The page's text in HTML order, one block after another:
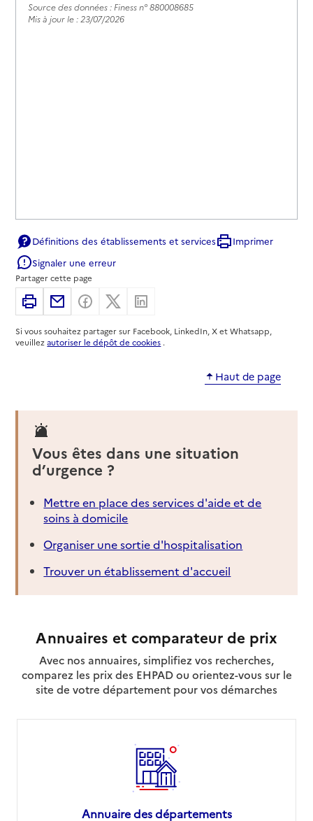
Source des données : Finess n° 880008685
Mis à jour le : 23/07/2026
Définitions des établissements et services
Imprimer
Signaler une erreur
Partager cette page
ImprimerPartager par email
Partager sur Facebook
Partager sur X
Si vous souhaitez partager sur Facebook, LinkedIn, X et Whatsapp,
veuillezautoriser le dépôt de cookies .
Haut de page
Vous êtes dans une situation
d’urgence ?
Mettre en place des services d'aide et de
soins à domicile
Organiser une sortie d'hospitalisation
Trouver un établissement d'accueil
Annuaires et comparateur de prix
Avec nos annuaires, simplifiez vos recherches,
comparez les prix des EHPAD ou orientez-vous sur le
site de votre département pour vos démarches
Annuaire des départements